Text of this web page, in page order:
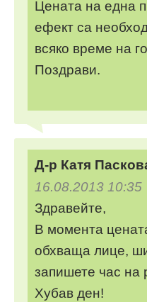
Цената на една
ефект са
всяко време на
Поздрави.
Д-р Катя
16.08.2013 10:35
Здравейте,
В момента
обхваща лице,
запишете час на
Хубав ден!